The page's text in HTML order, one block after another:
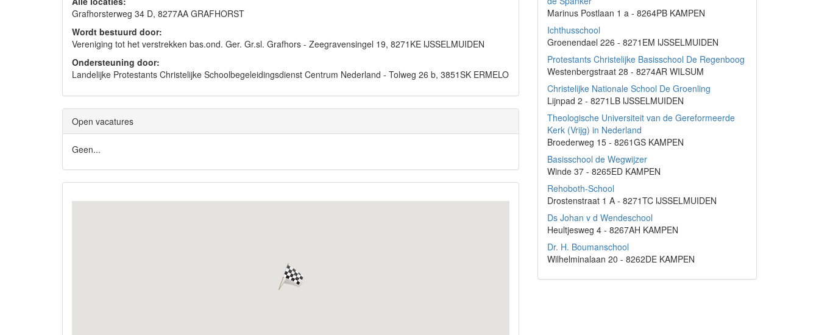
Grafhorsterweg 34 D, 8277AA GRAFHORST
Wordt bestuurd door:
Vereniging tot het verstrekken bas.ond. Ger. Gr.sl. Grafhors - Zeegravensingel 19, 8271KE IJSSELMUIDEN
Ondersteuning door:
Landelijke Protestants Christelijke Schoolbegeleidingsdienst Centrum Nederland - Tolweg 26 b, 3851SK ERMELO
Open vacatures
Geen...
Marinus Postlaan 1 a - 8264PB KAMPEN
Ichthusschool
Groenendael 226 - 8271EM IJSSELMUIDEN
Protestants Christelijke Basisschool De Regenboog
Westenbergstraat 28 - 8274AR WILSUM
Christelijke Nationale School De Groenling
Lijnpad 2 - 8271LB IJSSELMUIDEN
Theologische Universiteit van de Gereformeerde
Kerk (Vrijg) in Nederland
Broederweg 15 - 8261GS KAMPEN
Basisschool de Wegwijzer
Winde 37 - 8265ED KAMPEN
Rehoboth-School
Drostenstraat 1 A - 8271TC IJSSELMUIDEN
Ds Johan v d Wendeschool
Heultjesweg 4 - 8267AH KAMPEN
Dr. H. Boumanschool
Wilhelminalaan 20 - 8262DE KAMPEN